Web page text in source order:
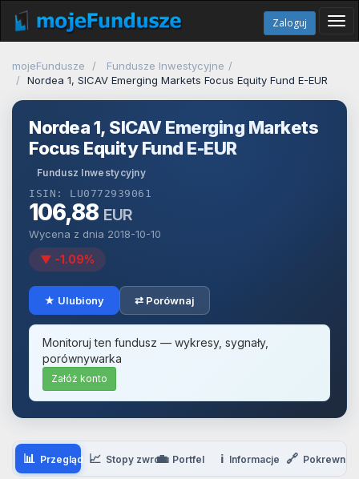
Zaloguj
mojeFundusze
Fundusze Inwestycyjne
Nordea 1, SICAV Emerging Markets Focus Equity Fund E-EUR
Nordea 1, SICAV Emerging Markets
Focus Equity Fund E-EUR
Fundusz Inwestycyjny
ISIN: LU0772939061
106,88 EUR
Wycena z dnia 2018-10-10
▼ -1.09%
★ Ulubiony ⇄ Porównaj
Monitoruj ten fundusz — wykresy, sygnały,
porównywarka
Załóż konto
📊 Przegląd 📈 Stopy zwrotu
💼 Portfel ℹ️ Informacje 🔗 Pokrewne